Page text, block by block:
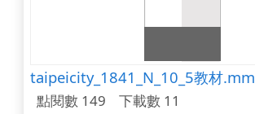
taipeicity_1841_N_10_5教材.mm
點閱數 149 下載數 11